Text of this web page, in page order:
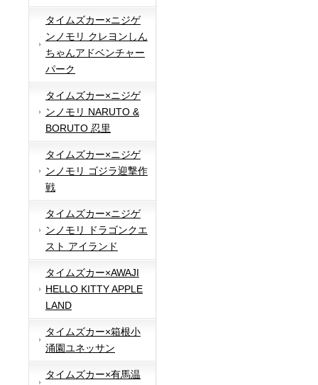
タイムズカー×ニジゲ
ンノモリ クレヨンしん
ちゃんアドベンチャー
パーク
タイムズカー×ニジゲ
ンノモリ NARUTO &
BORUTO 忍里
タイムズカー×ニジゲ
ンノモリ ゴジラ迎撃作
戦
タイムズカー×ニジゲ
ンノモリ ドラゴンクエ
スト アイランド
タイムズカー×AWAJI
HELLO KITTY APPLE
LAND
タイムズカー×箱根小
涌園ユネッサン
タイムズカー×有馬温